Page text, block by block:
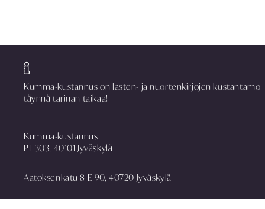
Kumma-kustannus on lasten- ja nuortenkirjojen kustantamo
täynnä tarinan taikaa!
Kumma-kustannus
PL 303, 40101 Jyväskylä
Aatoksenkatu 8 E 90, 40720 Jyväskylä